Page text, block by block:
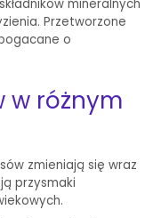
mineralnych
Przetworzone
o
w różnym
zmieniają się wraz
przysmaki